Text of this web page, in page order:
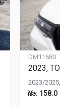
DM11680
2023,
2023/
Үнэ: 158.0